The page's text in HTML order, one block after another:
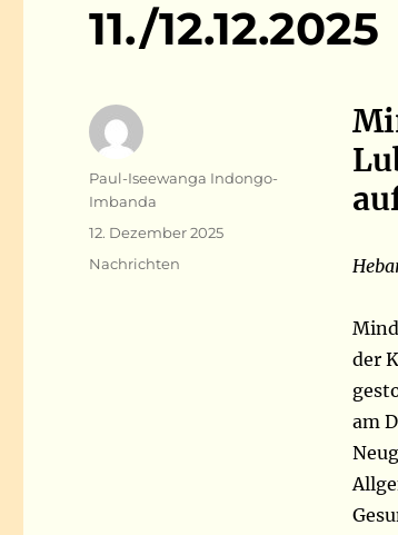
11./12.12.2025
der
am
Autor
Paul-Iseewanga Indongo-
Imbanda
Veröffentlicht
12. Dezember 2025
Kategorien
Nachrichten